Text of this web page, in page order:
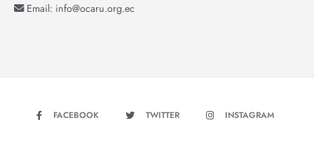
Email: info@ocaru.org.ec
FACEBOOK TWITTER INSTAGRAM